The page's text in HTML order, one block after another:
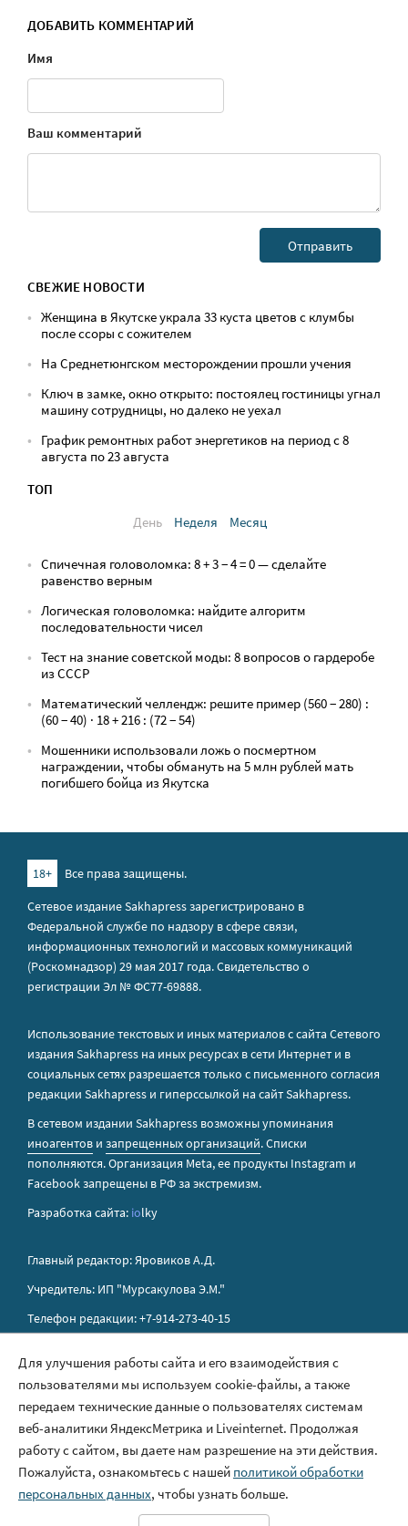
ДОБАВИТЬ КОММЕНТАРИЙ
Имя
Ваш комментарий
СВЕЖИЕ НОВОСТИ
Женщина в Якутске украла 33 куста цветов с клумбы
после ссоры с сожителем
На Среднетюнгском месторождении прошли учения
Ключ в замке, окно открыто: постоялец гостиницы угнал
машину сотрудницы, но далеко не уехал
График ремонтных работ энергетиков на период с 8
августа по 23 августа
ТОП
День
Неделя Месяц
Спичечная головоломка: 8 + 3 − 4 = 0 — сделайте
равенство верным
Логическая головоломка: найдите алгоритм
последовательности чисел
Тест на знание советской моды: 8 вопросов о гардеробе
из СССР
Математический челлендж: решите пример (560 − 280) :
(60 − 40) · 18 + 216 : (72 − 54)
Мошенники использовали ложь о посмертном
награждении, чтобы обмануть на 5 млн рублей мать
погибшего бойца из Якутска
18+
Все права защищены.
Сетевое издание Sakhapress зарегистрировано в
Федеральной службе по надзору в сфере связи,
информационных технологий и массовых коммуникаций
(Роскомнадзор) 29 мая 2017 года. Свидетельство о
регистрации Эл № ФС77-69888.
Использование текстовых и иных материалов с сайта Сетевого
издания Sakhapress на иных ресурсах в сети Интернет и в
социальных сетях разрешается только с письменного согласия
редакции Sakhapress и гиперссылкой на сайт Sakhapress.
В сетевом издании Sakhapress возможны упоминания
иноагентов и запрещенных организаций. Списки
пополняются. Организация Metа, ее продукты Instagram и
Facebook запрещены в РФ за экстремизм.
Разработка сайта: iolky
Главный редактор: Яровиков А.Д.
Учредитель: ИП "Мурсакулова Э.М."
Телефон редакции: +7-914-273-40-15
Правила сайта
Политика обработки персональных данных
Размещение рекламы
Контакты
Для улучшения работы сайта и его взаимодействия с
пользователями мы используем cookie-файлы, а также
передаем технические данные о пользователях системам
веб-аналитики ЯндексМетрика и Liveinternet. Продолжая
работу с сайтом, вы даете нам разрешение на эти действия.
Пожалуйста, ознакомьтесь с нашей политикой обработки
персональных данных, чтобы узнать больше.